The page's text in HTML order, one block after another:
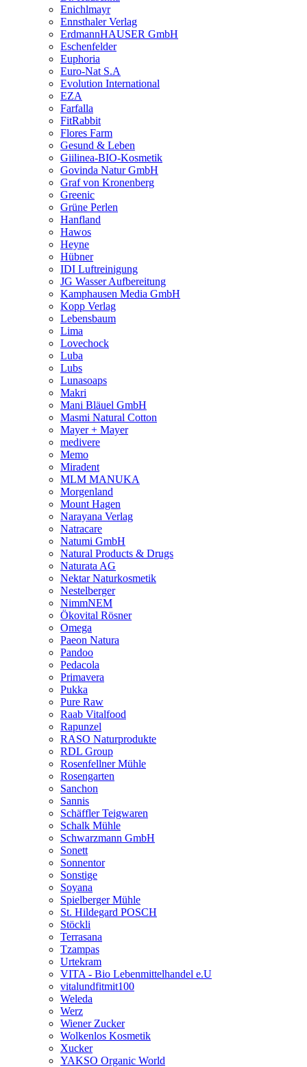
Enichlmayr
Ennsthaler Verlag
ErdmannHAUSER GmbH
Eschenfelder
Euphoria
Euro-Nat S.A
Evolution International
EZA
Farfalla
FitRabbit
Flores Farm
Gesund & Leben
Giilinea-BIO-Kosmetik
Govinda Natur GmbH
Graf von Kronenberg
Greenic
Grüne Perlen
Hanfland
Hawos
Heyne
Hübner
IDI Luftreinigung
JG Wasser Aufbereitung
Kamphausen Media GmbH
Kopp Verlag
Lebensbaum
Lima
Lovechock
Luba
Lubs
Lunasoaps
Makri
Mani Bläuel GmbH
Masmi Natural Cotton
Mayer + Mayer
medivere
Memo
Miradent
MLM MANUKA
Morgenland
Mount Hagen
Narayana Verlag
Natracare
Natumi GmbH
Natural Products & Drugs
Naturata AG
Nektar Naturkosmetik
Nestelberger
NimmNEM
Ökovital Rösner
Omega
Paeon Natura
Pandoo
Pedacola
Primavera
Pukka
Pure Raw
Raab Vitalfood
Rapunzel
RASO Naturprodukte
RDL Group
Rosenfellner Mühle
Rosengarten
Sanchon
Sannis
Schäffler Teigwaren
Schalk Mühle
Schwarzmann GmbH
Sonett
Sonnentor
Sonstige
Soyana
Spielberger Mühle
St. Hildegard POSCH
Stöckli
Terrasana
Tzampas
Urtekram
VITA - Bio Lebenmittelhandel e.U
vitalundfitmit100
Weleda
Werz
Wiener Zucker
Wolkenlos Kosmetik
Xucker
YAKSO Organic World